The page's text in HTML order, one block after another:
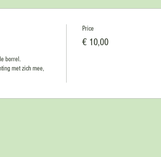
borrel.
met zich mee,
Price
€ 10,00